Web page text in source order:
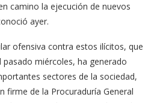
camino la ejecución de nuevos
ayer.
ofensiva contra es­tos ilícitos, que
miércoles, ha genera­do
sectores de la sociedad,
firme de la Procuraduría General